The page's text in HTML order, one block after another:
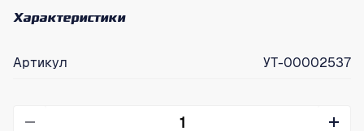
Характеристики
Артикул УТ-00002537